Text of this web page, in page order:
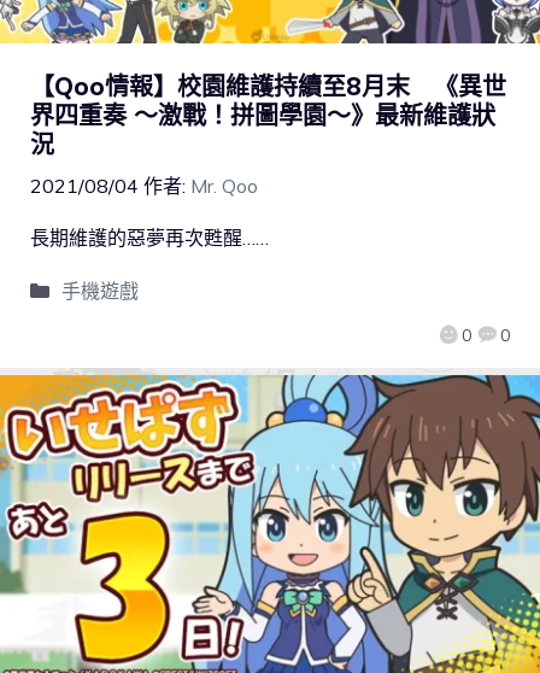
【Qoo情報】校園維護持續至8月末 《異世
界四重奏 ～激戰！拼圖學園～》最新維護狀
況
2021/08/04 作者: Mr. Qoo
0 0
長期維護的惡夢再次甦醒……
手機遊戲